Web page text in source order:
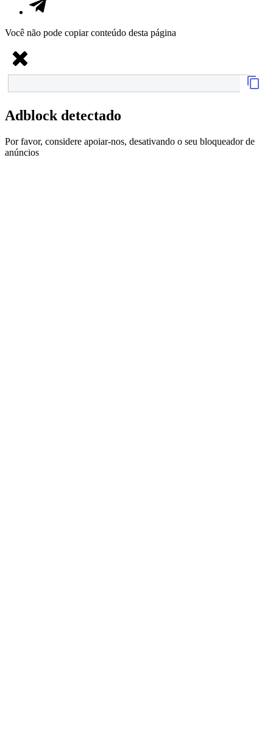
Você não pode copiar conteúdo desta página
Adblock detectado
Por favor, considere apoiar-nos, desativando o seu bloqueador de
anúncios